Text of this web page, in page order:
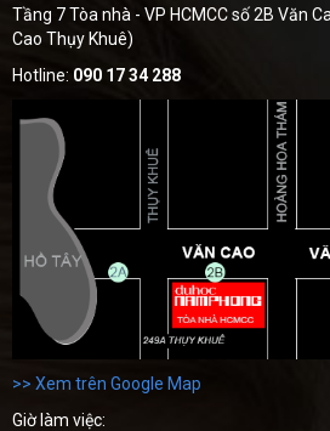
Tầng 7 Tòa nhà - VP HCMCC số 2B Văn
Cao Thụy Khuê)
Hotline: 090 17 34 288
>> Xem trên Google Map
Giờ làm việc: